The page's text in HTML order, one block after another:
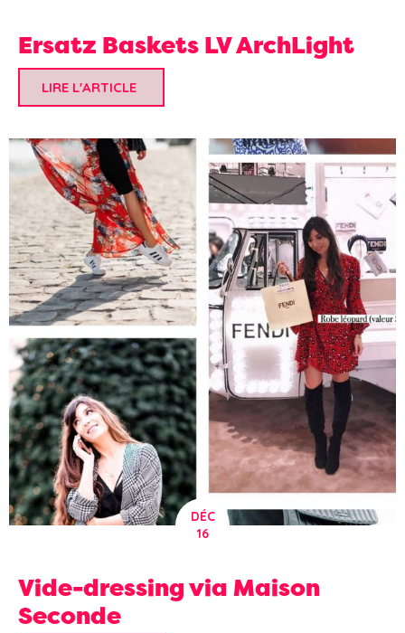
Ersatz Baskets LV ArchLight
LIRE L'ARTICLE
DÉC
16
Vide-dressing via Maison
Seconde